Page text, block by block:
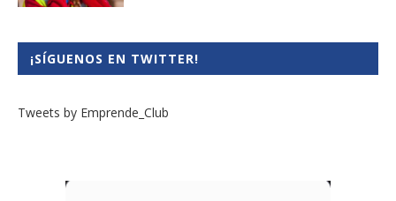
¡SÍGUENOS EN TWITTER!
Tweets by Emprende_Club